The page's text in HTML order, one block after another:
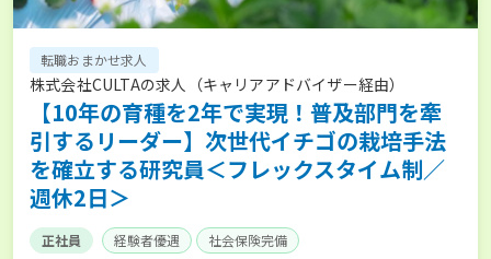
転職おまかせ求人
株式会社CULTAの求人（キャリアアドバイザー経由）
【10年の育種を2年で実現！普及部門を牽
引するリーダー】次世代イチゴの栽培手法
を確立する研究員＜フレックスタイム制／
週休2日＞
正社員 経験者優遇 社会保険完備